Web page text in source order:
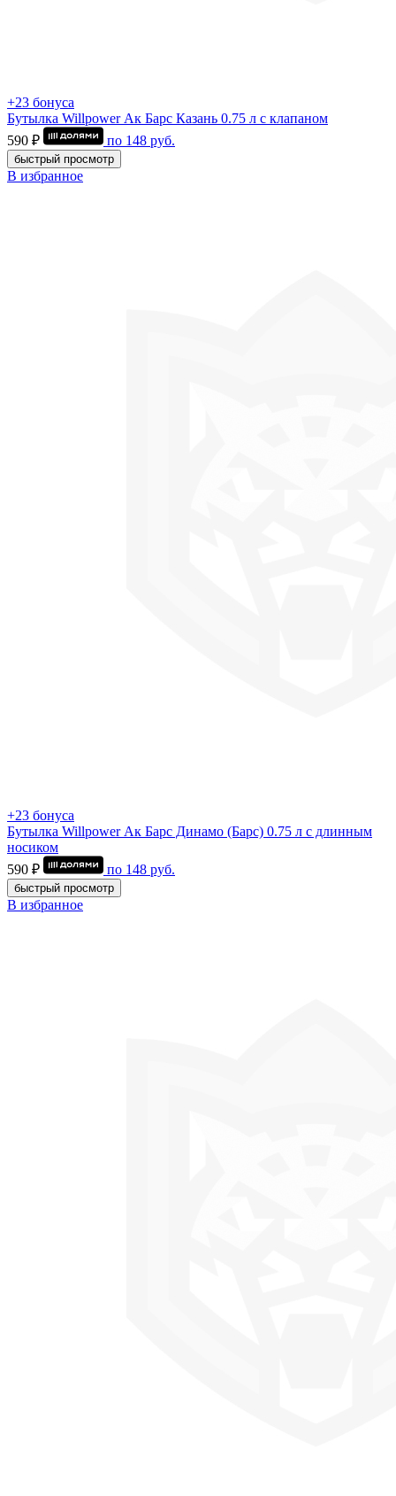
+23 бонуса
Бутылка Willpower Ак Барс Казань 0.75 л c клапаном
590 ₽
по 148 руб.
быстрый просмотр
В избранное
+23 бонуса
Бутылка Willpower Ак Барс Динамо (Барс) 0.75 л c длинным
носиком
590 ₽
по 148 руб.
быстрый просмотр
В избранное